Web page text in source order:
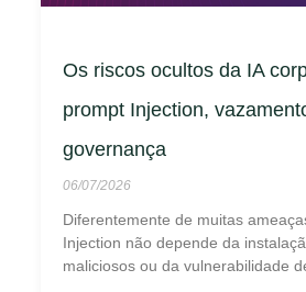
Os riscos ocultos da IA
prompt Injection,
governança
06/07/2026
Diferentemente de muitas
Injection não depende da
maliciosos ou da vulnerabilidade